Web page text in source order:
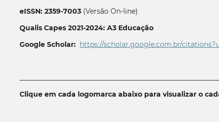
eISSN: 2359-7003(Versão On-line)
Qualis Capes 2021-2024: A3 Educação
Google Scholar: https://scholar.google.com.br/
Clique em cada logomarca abaixo para visualizar o